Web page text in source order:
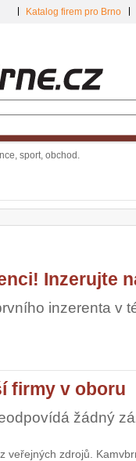
sport, obchod.
Katalog firem pro Brno
Inzerujte
inzerenta v
firmy v oboru
žádný
veřejných zdrojů.